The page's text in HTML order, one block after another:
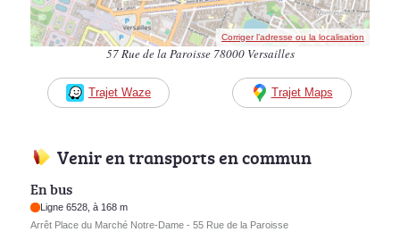
Corriger l’adresse ou la localisation
57 Rue de la Paroisse 78000 Versailles
Trajet Waze Trajet Maps
Venir en transports en commun
En bus
Ligne 6528, à 168 m
Arrêt Place du Marché Notre-Dame - 55 Rue de la Paroisse